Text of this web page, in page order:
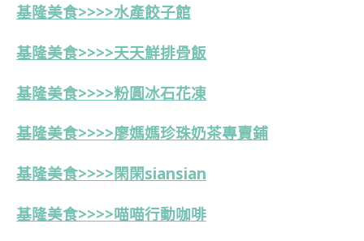
基隆美食>>>>水產餃子館
基隆美食>>>>天天鮮排骨飯
基隆美食>>>>粉圓冰石花凍
基隆美食>>>>廖媽媽珍珠奶茶專賣鋪
基隆美食>>>>閑閑siansian
基隆美食>>>>喵喵行動咖啡